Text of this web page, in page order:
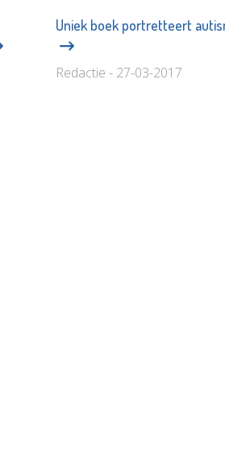
Uniek boek portretteert
Redactie - 27-03-2017